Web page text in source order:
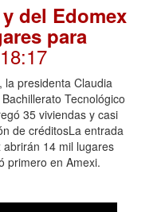
del Edomex
para
la presidenta Claudia
Tecnológico
35 viviendas y casi
de créditosLa entrada
14 mil lugares
primero en Amexi.